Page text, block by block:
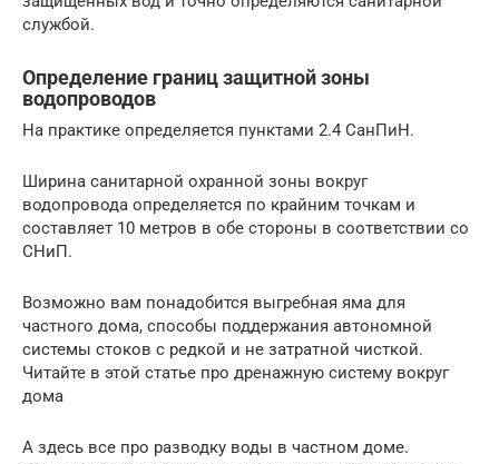
службой.
Определение границ защитной зоны
водопроводов
На практике определяется пунктами 2.4 СанПиН.
Ширина санитарной охранной зоны вокруг
водопровода определяется по крайним точкам и
составляет 10 метров в обе стороны в соответствии со
СНиП.
Возможно вам понадобится выгребная яма для
частного дома, способы поддержания автономной
системы стоков с редкой и не затратной чисткой.
Читайте в этой статье про дренажную систему вокруг
дома
А здесь все про разводку воды в частном доме.